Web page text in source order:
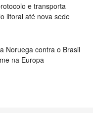
e transporta
litoral até nova sede
Noruega contra o Brasil
na Europa